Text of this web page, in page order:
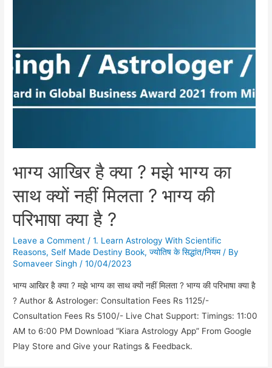
भाग्य आखिर है क्या ? मझे भाग्य का
साथ क्यों नहीं मिलता ? भाग्य की
परिभाषा क्या है ?
Leave a Comment /1. Learn Astrology With Scientific
Reasons, Self Made Destiny Book,ज्योतिष के सिद्धांत/नियम/ By
Somaveer Singh /10/04/2023
भाग्य आखिर है क्या ? मझे भाग्य का साथ क्यों नहीं मिलता ? भाग्य की परिभाषा क्या है
? Author & Astrologer: Consultation Fees Rs 1125/-
Consultation Fees Rs 5100/- Live Chat Support: Timings: 11:00
AM to 6:00 PM Download “Kiara Astrology App” From Google
Play Store and Give your Ratings & Feedback.